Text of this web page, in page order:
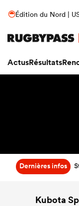
Édition du Nord |
ActusRésultats
Dernières infos
Kubota